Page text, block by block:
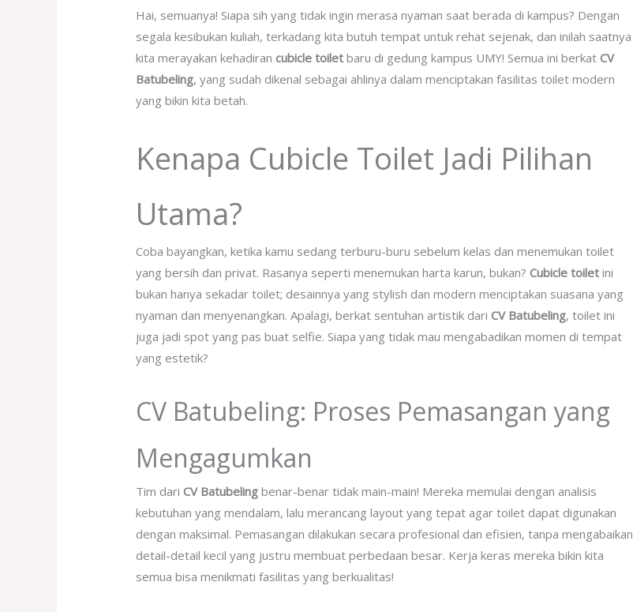
Hai, semuanya! Siapa sih yang tidak ingin merasa nyaman saat berada di kampus? Dengan
segala kesibukan kuliah, terkadang kita butuh tempat untuk rehat sejenak, dan inilah saatnya
kita merayakan kehadirancubicle toilet baru di gedung kampus UMY! Semua ini berkatCV
Batubeling, yang sudah dikenal sebagai ahlinya dalam menciptakan fasilitas toilet modern
yang bikin kita betah.
Kenapa Cubicle Toilet Jadi Pilihan
Utama?
Coba bayangkan, ketika kamu sedang terburu-buru sebelum kelas dan menemukan toilet
yang bersih dan privat. Rasanya seperti menemukan harta karun, bukan?Cubicle toilet ini
bukan hanya sekadar toilet; desainnya yang stylish dan modern menciptakan suasana yang
nyaman dan menyenangkan. Apalagi, berkat sentuhan artistik dariCV Batubeling, toilet ini
juga jadi spot yang pas buat selfie. Siapa yang tidak mau mengabadikan momen di tempat
yang estetik?
CV Batubeling: Proses Pemasangan yang
Mengagumkan
Tim dariCV Batubeling benar-benar tidak main-main! Mereka memulai dengan analisis
kebutuhan yang mendalam, lalu merancang layout yang tepat agar toilet dapat digunakan
dengan maksimal. Pemasangan dilakukan secara profesional dan efisien, tanpa mengabaikan
detail-detail kecil yang justru membuat perbedaan besar. Kerja keras mereka bikin kita
semua bisa menikmati fasilitas yang berkualitas!